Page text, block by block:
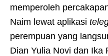
memperoleh
Naim lewat aplikasi
perempuan yang
Dian Yulia Novi dan Ika